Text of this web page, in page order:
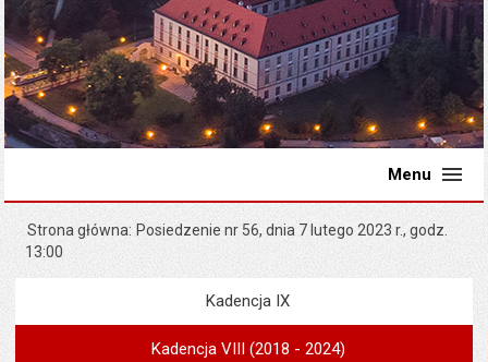
Menu
Strona główna Posiedzenie nr 56, dnia 7 lutego 2023 r., godz.
13:00
Menu
Kadencja IX
Kadencja VIII (2018 - 2024)